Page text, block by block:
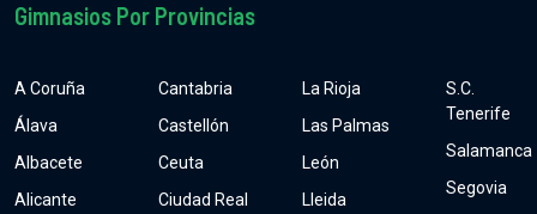
Gimnasios Por Provincias
A Coruña
Álava
Albacete
Alicante
Cantabria
Castellón
Ceuta
Ciudad Real
La Rioja
Las Palmas
León
Lleida
S.C.
Tenerife
Salamanca
Segovia